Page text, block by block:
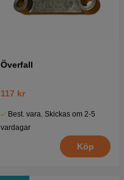
Överfall
117 kr
Best. vara. Skickas om 2-5
vardagar
Köp